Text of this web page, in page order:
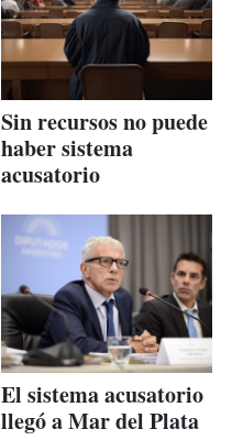
Sin recursos no puede
haber sistema
acusatorio
El sistema acusatorio
llegó a Mar del Plata